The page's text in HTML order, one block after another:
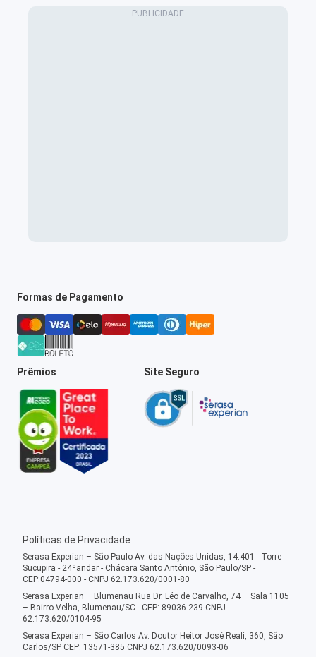
Formas de Pagamento
Prêmios Site Seguro
Políticas de Privacidade
Serasa Experian – São Paulo Av. das Nações Unidas, 14.401 - Torre
Sucupira - 24ºandar - Chácara Santo Antônio, São Paulo/SP -
CEP:04794-000 - CNPJ 62.173.620/0001-80
Serasa Experian – Blumenau Rua Dr. Léo de Carvalho, 74 – Sala 1105
– Bairro Velha, Blumenau/SC - CEP: 89036-239 CNPJ
62.173.620/0104-95
Serasa Experian – São Carlos Av. Doutor Heitor José Reali, 360, São
Carlos/SP CEP: 13571-385 CNPJ 62.173.620/0093-06